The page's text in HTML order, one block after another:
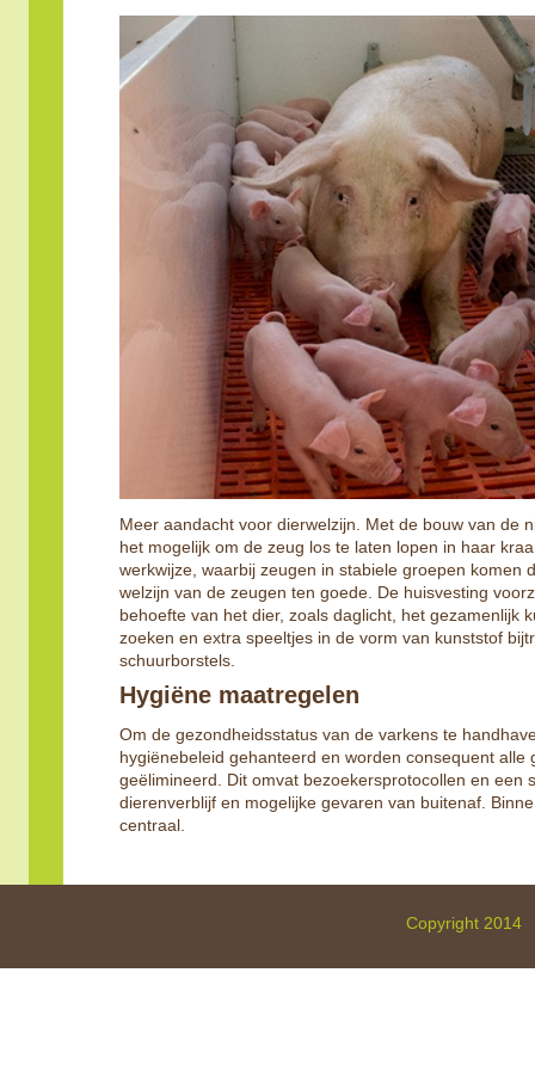
Meer aandacht voor dierwelzijn. Met de bouw van de
het mogelijk om de zeug los te laten lopen in haar
werkwijze, waarbij zeugen in stabiele groepen komen
welzijn van de zeugen ten goede. De huisvesting
behoefte van het dier, zoals daglicht, het gezamenlijk
zoeken en extra speeltjes in de vorm van kunststof
schuurborstels.
Hygiëne maatregelen
Om de gezondheidsstatus van de varkens te
hygiënebeleid gehanteerd en worden consequent alle
geëlimineerd. Dit omvat bezoekersprotocollen en een
dierenverblijf en mogelijke gevaren van buitenaf.
centraal.
Copyright 2014